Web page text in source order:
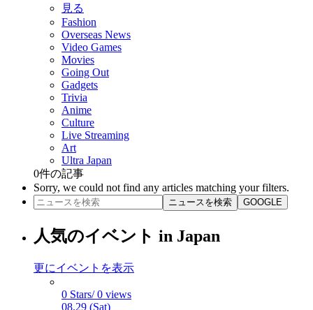
見る
Fashion
Overseas News
Video Games
Movies
Going Out
Gadgets
Trivia
Anime
Culture
Live Streaming
Art
Ultra Japan
0件の記事
Sorry, we could not find any articles matching your filters.
ニュースを検索 GOOGLE
人気のイベント in Japan
更にイベントを表示
0 Stars/ 0 views
08.29 (Sat)